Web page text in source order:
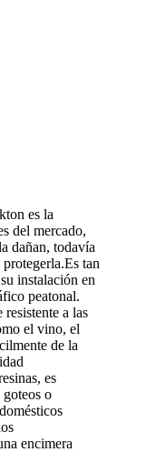
es la
del mercado,
dañan, todavía
tan
instalación en
peatonal.
resistente a las
el vino, el
de la
es
o
encimera